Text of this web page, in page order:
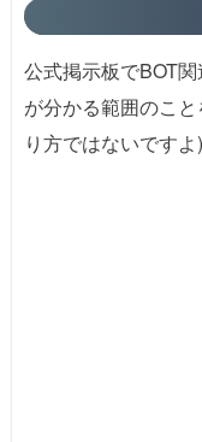
公式掲示板でBOT
が分かる範囲のこ
り方ではないですよ)